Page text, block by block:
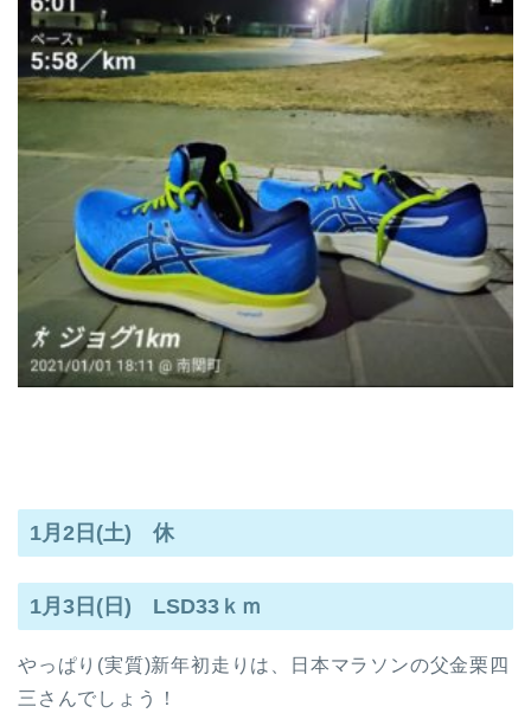
1月2日(土) 休
1月3日(日) LSD33ｋｍ
やっぱり(実質)新年初走りは、日本マラソンの父金栗四
三さんでしょう！